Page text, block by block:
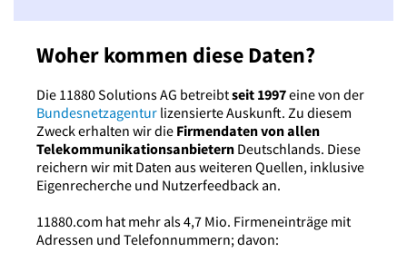
Woher kommen diese Daten?
Die 11880 Solutions AG betreibtseit 1997eine von der
Bundesnetzagentur lizensierte Auskunft. Zu diesem
Zweck erhalten wir die Firmendaten von allen
Telekommunikationsanbietern Deutschlands. Diese
reichern wir mit Daten aus weiteren Quellen, inklusive
Eigenrecherche und Nutzerfeedback an.
11880.com hat mehr als 4,7 Mio. Firmeneinträge mit
Adressen und Telefonnummern; davon: